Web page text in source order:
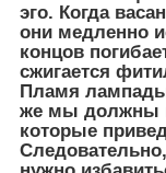
эго. Когда
они медленно
концов
сжигается
Пламя лампады
же мы должны
которые